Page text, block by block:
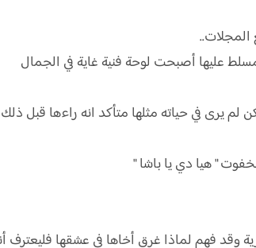
المجلات..
عليها أصبحت لوحة فنية غاية في الجمال
لم يرى في حياته مثلها متأكد انه راءها قبل
" هيا دي يا باشا "
فهم لماذا غرق أخاها في عشقها فليعترف